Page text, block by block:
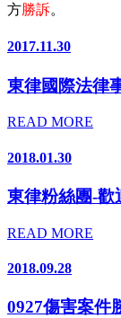
方勝訴。
2017.11.30
東律國際法律
READ MORE
2018.01.30
東律粉絲團-歡
READ MORE
2018.09.28
0927傷害案件